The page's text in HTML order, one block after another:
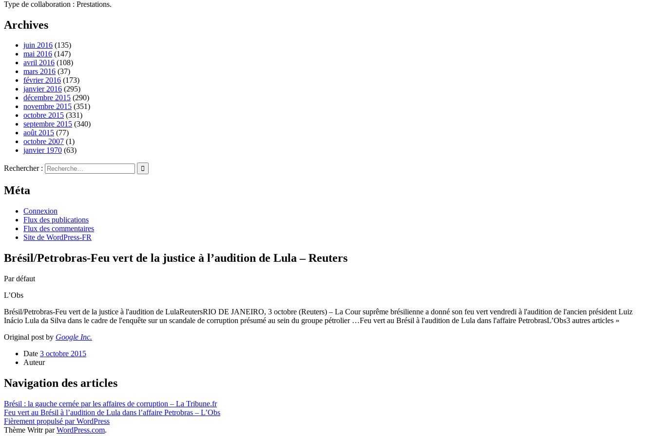
Type de collaboration : Prestations.
Archives
juin 2016 (135)
mai 2016 (147)
avril 2016 (108)
mars 2016 (37)
février 2016 (173)
janvier 2016 (295)
décembre 2015 (290)
novembre 2015 (351)
octobre 2015 (331)
septembre 2015 (340)
août 2015 (77)
octobre 2007 (1)
janvier 1970 (63)
Rechercher :
Méta
Connexion
Flux des publications
Flux des commentaires
Site de WordPress-FR
Brésil/Petrobras-Feu vert de la justice à l’audition de Lula – Reuters
Par défaut
L’Obs
Brésil/Petrobras-Feu vert de la justice à l'audition de LulaReutersRIO DE JANEIRO, 3 octobre (Reuters) – La Cour suprême brésilienne a donné son feu vert vendredi à l'audition de l'ancien président Luiz
Inácio Lula da Silva dans le cadre de l'enquête sur un scandale de corruption présumé au sein du groupe pétrolier …Feu vert au Brésil à l'audition de Lula dans l'affaire PetrobrasL’Obs3 autres articles »
Original post by Google Inc.
Date 3 octobre 2015
Auteur
Navigation des articles
Brésil : la gauche cernée par les affaires de corruption – La Tribune.fr
Feu vert au Brésil à l’audition de Lula dans l’affaire Petrobras – L’Obs
Fièrement propulsé par WordPress
Thème Writr parWordPress.com.